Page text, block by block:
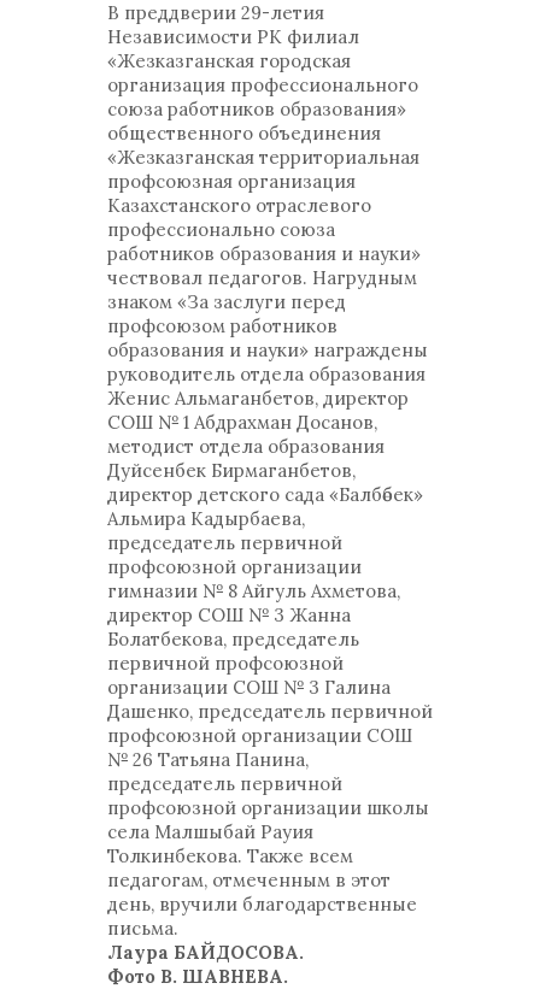
В преддверии 29-летия
Независимости РК филиал
«Жезказганская городская
организация профессионального
союза работников образования»
общественного объединения
«Жезказганская территориальная
профсоюзная организация
Казахстанского отраслевого
профессионально союза
работников образования и науки»
чествовал педагогов. Нагрудным
знаком «За заслуги перед
профсоюзом работников
образования и науки» награждены
руководитель отдела образования
Женис Альмаганбетов, директор
СОШ № 1 Абдрахман Досанов,
методист отдела образования
Дуйсенбек Бирмаганбетов,
директор детского сада «Балбөбек»
Альмира Кадырбаева,
председатель первичной
профсоюзной организации
гимназии № 8 Айгуль Ахметова,
директор СОШ № 3 Жанна
Болатбекова, председатель
первичной профсоюзной
организации СОШ № 3 Галина
Дашенко, председатель первичной
профсоюзной организации СОШ
№ 26 Татьяна Панина,
председатель первичной
профсоюзной организации школы
села Малшыбай Рауия
Толкинбекова. Также всем
педагогам, отмеченным в этот
день, вручили благодарственные
письма.
Лаура БАЙДОСОВА.
Фото В. ШАВНЕВА.